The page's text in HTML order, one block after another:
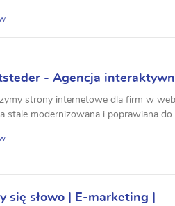
- Agencja
strony internetowe dla firm w
stale modernizowana i poprawiana do
się słowo | E-marketing |